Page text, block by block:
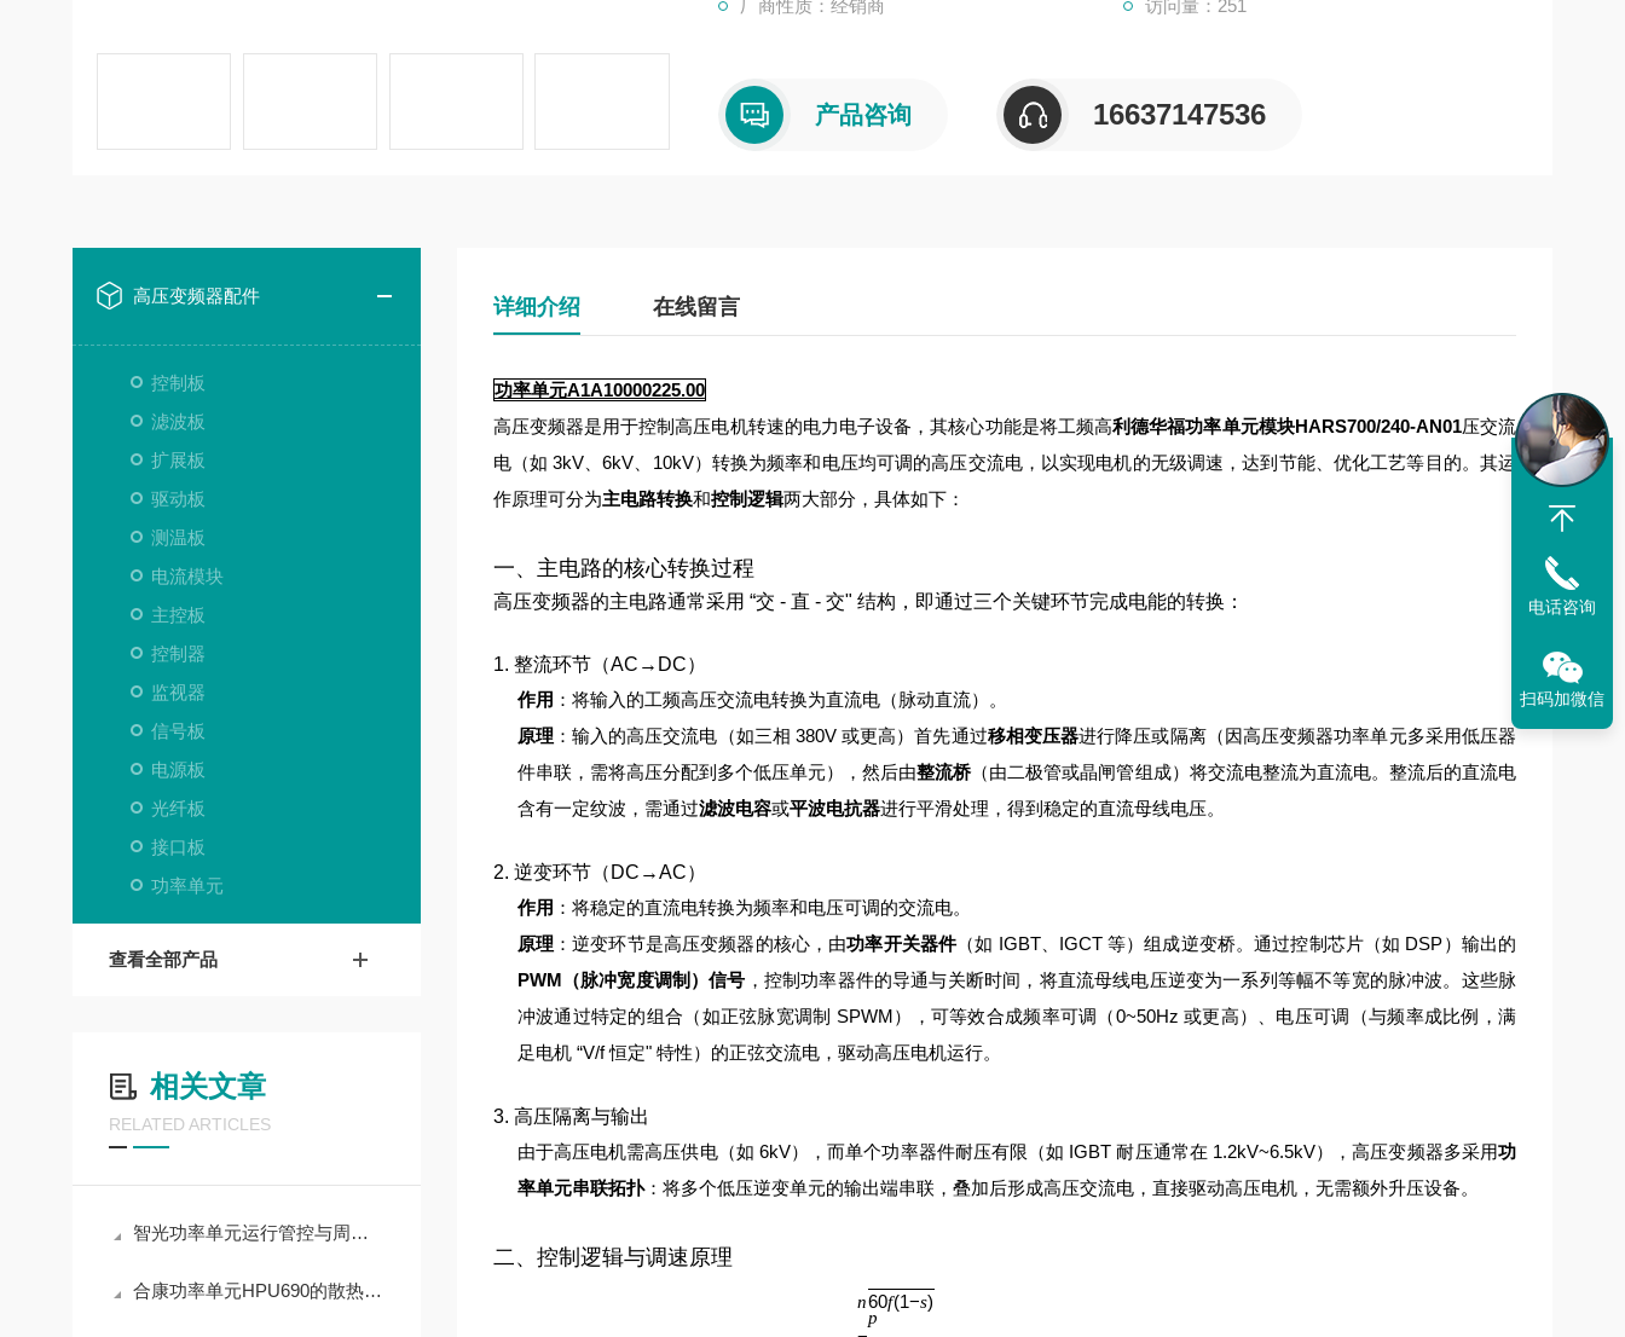
厂商性质：经销商 访问量：251
产品咨询 16637147536
高压变频器配件
控制板
滤波板
扩展板
驱动板
测温板
电流模块
主控板
控制器
监视器
信号板
电源板
光纤板
接口板
功率单元
查看全部产品
相关文章
RELATED ARTICLES
智光功率单元运行管控与周期养护实操解析
合康功率单元HPU690的散热设计原理
详细介绍 在线留言
功率单元A1A10000225.00
高压变频器是用于控制高压电机转速的电力电子设备，其核心功能是将工频高利德华福功率单元模块HARS700/240-AN01压交流
电（如 3kV、6kV、10kV）转换为频率和电压均可调的高压交流电，以实现电机的无级调速，达到节能、优化工艺等目的。其运
作原理可分为主电路转换和控制逻辑两大部分，具体如下：
一、主电路的核心转换过程
高压变频器的主电路通常采用 “交 - 直 - 交" 结构，即通过三个关键环节完成电能的转换：
1. 整流环节（AC→DC）
作用 ：将输入的工频高压交流电转换为直流电（脉动直流）。
原理： 输入的高压交流电（如三相 380V 或更高）首先通过移相变压器进行降压或隔离（因高压变频器功率单元多采用低压器
件串联，需将高压分配到多个低压单元），然后由整流桥（由二极管或晶闸管组成）将交流电整流为直流电。 整流后的直流电
含有一定纹波，需通过滤波电容或平波电抗器进行平滑处理，得到稳定的直流母线电压。
2. 逆变环节（DC→AC）
作用 ：将稳定的直流电转换为频率和电压可调的交流电。
原理：逆变环节是高压变频器的核心，由功率开关器件（如 IGBT、IGCT 等）组成逆变桥。通过控制芯片（如 DSP）输出的
PWM（脉冲宽度调制）信号 ，控制功率器件的导通与关断时间，将直流母线电压逆变为一系列等幅不等宽的脉冲波。 这些脉
冲波通过特定的组合（如正弦脉宽调制 SPWM），可等效合成频率可调（0~50Hz 或更高）、电压可调（与频率成比例，满
足电机 “V/f 恒定" 特性）的正弦交流电，驱动高压电机运行。
3. 高压隔离与输出
由于高压电机需高压供电（如 6kV），而单个功率器件耐压有限（如 IGBT 耐压通常在 1.2kV~6.5kV），高压变频器多采用功
率单元串联拓扑：将多个低压逆变单元的输出端串联，叠加后形成高压交流电，直接驱动高压电机，无需额外升压设备。
二、控制逻辑与调速原理
n
p
60f(1−s)
电话咨询
扫码加微信